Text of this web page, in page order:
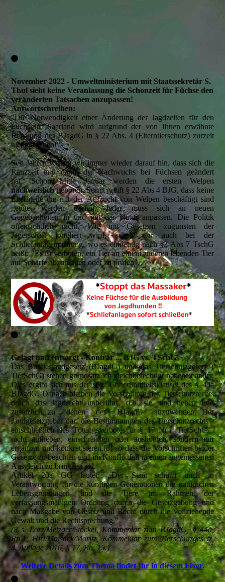
November 2022 - Umweltministerium mit Staatssekretär S.
Thul sieht keine Veranlassung die Schonzeit für Füchse den
veränderten Tatsachen anzupassen!
Antwortschreiben:
"Die Notwendigkeit einer Änderung der Jagdzeiten für den
Fuchs im Saarland wird aufgrund der von Ihnen erwähnte
Regelung des BJagdG in § 22 Abs. 4 (Elterntierschutz) zurzeit
nicht gesehen!"
Seit Jahren weisen wir immer wieder darauf hin, dass sich die
Ranzzeit und damit der Nachwuchs bei Füchsen geändert
hat. Schon Mitte Januar werden die ersten Welpen
nachweislichgeboren. Somit greift § 22 Abs 4 BJG, dass keine
Elternteile die mit der Aufzucht von Welpen beschäftigt sind
getötet werden dürfen. Jeder muss sich an neuen
Gegebenheiten in und mit der Natur anpassen. Die Politik
offensichtlich nicht. Wie mit Gesetzen zugunsten der
Jägerschaft jongliert wird, sehen wir auch bei der
Schliefanlagenprüfung, wo es eindeutig nach §3 Abs 7 TschG
heißt: "Es ist verboten, ein Tier an einem anderen lebenden Tier
auf Schärfe abzurichten oder zu prüfen".
Gejagt und entsorgt - Konträr ... BJG vs. TSchG
Das Bundesjagdgesetz (BJagdG) und das Tierschutzgesetz (
TierSchG) stehen grundsätzlich gleichberechtigt nebeneinander.
Dies ergibt sich aus der sog. Unberührtheitsklausel des § 44a
BJagdG. Danach bleiben die Vorschriften des Tierschutzrechts
durch das Jagdrecht unberührt, d.h. sie sind neben und
zusätzlich zu denen des BJagdG anzuwenden. Der
Jagdgesetzgeber darf die Bestimmungen des Tierschutzrechts -
einschließlich des Tötungsverbotes in § 17 Nr.1 TierSchG -
nicht aufheben, einschränken oder aushöhlen, sondern nur
ergänzen und konkretisieren,(8) so dass die Vorschriften beider
Gesetze zu beachten und im Konfliktfall in einen angemessenen
Ausgleich zu bringen sind.
Artikel 20a GG lautet: ,,Der Staat schützt auch in
Verantwortung für die künftigen Generationen die natürlichen
Lebensgrundlagen und die Tiere im Rahmen der
verfassungsmäßigen Ordnung durch die Gesetzgebung und
nach Maßgabe von Gesetz und Recht durch die vollziehende
Gewalt und die Rechtsprechung."
(8 s. Lorz/Metzger/Stöckel, Kommentar zum BJagdG, § 44a,
Rn.1; Hirt/Maisack/Moritz, Kommentar zum Tierschutzgesetz,
3. Auflage 2016, § 17, Rn. 15.)
Weitere Details zum Thema findet Ihr in diesem Flyer.